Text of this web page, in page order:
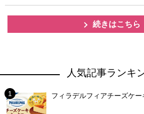
続きはこちら
人気記事ランキ
フィラデルフィアチーズケー